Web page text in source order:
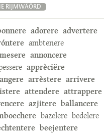
RIJMWÄÖRD
adorere advertere
ambtenere
annoncere
apprèciëre
arrèstere arrivere
attendere attrappere
azjitere ballancere
bazelere bedelere
beejentere